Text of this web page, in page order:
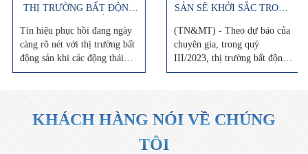
THỊ TRƯỜNG BẤT ĐỘNG
Tín hiệu phục hồi đang ngày
càng rõ nét với thị trường bất
động sản khi các động thái
“giải cứu” của Chính phủ...
SẢN SẼ KHỞI SẮC TRONG
(TN&MT) - Theo dự báo của
chuyên gia, trong quý
III/2023, thị trường bất động
sản (BĐS) sẽ có những tín
KHÁCH HÀNG NÓI VỀ CHÚNG
TÔI